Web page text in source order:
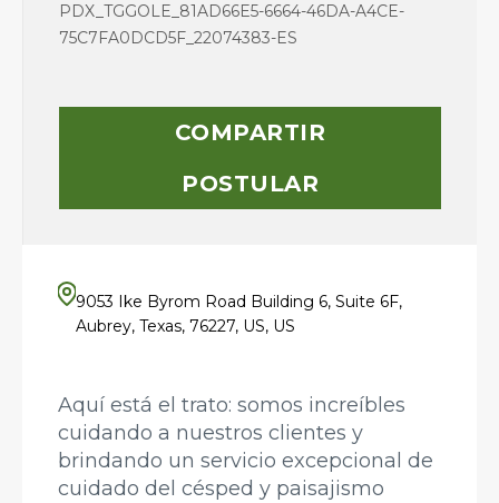
PDX_TGGOLE_81AD66E5-6664-46DA-A4CE-
75C7FA0DCD5F_22074383-ES
COMPARTIR
POSTULAR
9053 Ike Byrom Road Building 6, Suite 6F,
Aubrey, Texas, 76227, US, US
Aquí está el trato: somos increíbles
cuidando a nuestros clientes y
brindando un servicio excepcional de
cuidado del césped y paisajismo